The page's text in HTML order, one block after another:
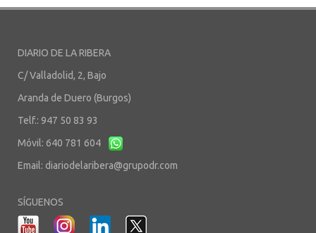
DIARIO DE LA RIBERA
C/ Valladolid, 2, Bajo
Aranda de Duero (Burgos)
Telf.: 947 50 83 93
Móvil: 640 781 604
Email: diariodelaribera@grupodr.com
SÍGUENOS